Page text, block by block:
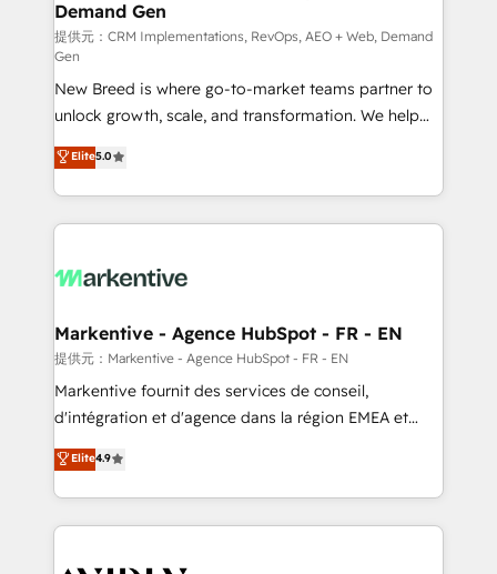
計・構築：リード獲得・CVR・SEOを前提にした情報設
計・導線設計・テンプレート設計をContent Hubで一体
提供。 ▸ 既存CRM・MAからの移行支援：Salesforce・
Marketo・Pardot等からの移行、カスタム設計、履歴
データ移行と活用設計まで。 ▸ AEO対応：ChatGPT・
ンツとサイト構造を最適化。 🏆 なぜ100incを選ぶの
か？ ✓ HubSpot Eliteパートナー認定 ✓ HubSpotアワ
ード受賞・HUGリーダー ✓ ISO27001:2022 /
HubSpot大百科 出版 CRM・AI活用に関するご相談、現
せください。
Generation - Full-funnel marketing and high-
performance advertising via Point Success Media. -
Expert deployment of Breeze AI and custom agents
to automate growth. 🏆 Elite Excellence - 8 platform
accreditations and deep HIPAA-compliance
expertise. - A team of 250+ experts dedicated to
your resilient growth.
Demand Gen
提供元：CRM Implementations, RevOps, AEO + Web, Demand
Gen
New Breed is where go-to-market teams partner to
unlock growth, scale, and transformation. We help
companies activate HubSpot’s AI-powered
customer platform and operationalize HubSpot’s
Loop Marketing framework through expert-led
services, smart agents, and purpose-built apps,
results, fast. ⚙️CRM & RevOps: Align all Hubs to your
🎯Demand Gen & ABM: Drive pipeline with inbound,
ABM, AEO, SEO, & paid media. 👩‍💻Web Design:
Build high-performing websites with UX, messaging,
& conversion strategy that drive results. 🤖AI
AI, & maximize AEO with tailored AI services. 🧩
Integrations: Extend HubSpot with custom
Elite5.0
Markentive - Agence HubSpot - FR - EN
提供元：Markentive - Agence HubSpot - FR - EN
Markentive fournit des services de conseil,
d'intégration et d'agence dans la région EMEA et
North America. Avec plus de 115 experts en
marketing automation, Growth, Revops, CRM et
webdesign. Markentive is both a consulting firm, a
digital agency and an integrator. With over 115
Elite4.9